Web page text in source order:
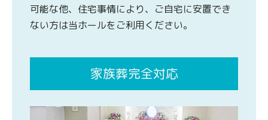
可能な他、住宅事情により、ご自宅に安置でき
ない方は当ホールをご利用ください。
家族葬完全対応